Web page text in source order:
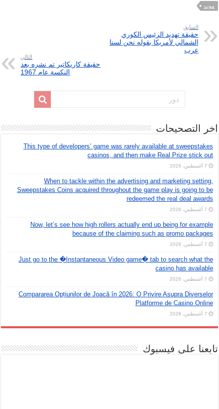
موت
السابق
حقيقة تهديد الرئيس الكوري
الشمالي لأمريكا بقوله نحن لسنا
عرب
التالي
حقيقة كاريكاتير تم نشره بعد
النكسة عام 1967
اخر التصحيحات
This type of developers’ game was rarely available at sweepstakes
casinos, and then make Real Prize stick out
7 أغسطس، 2026
When to tackle within the advertising and marketing setting,
Sweepstakes Coins acquired throughout the game play is going to be
redeemed the real deal awards
7 أغسطس، 2026
Now, let’s see how high rollers actually end up being for example
because of the claiming such as promo packages
7 أغسطس، 2026
Just go to the �Instantaneous Video game� tab to search what the
casino has available
7 أغسطس، 2026
Compararea Opțiunilor de Joacă în 2026: O Privire Asupra Diverselor
Platforme de Casino Online
7 أغسطس، 2026
تابعنا على فيسبوك